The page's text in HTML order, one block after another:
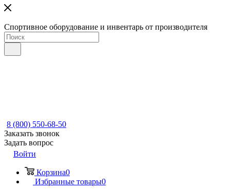
Спортивное оборудование и инвентарь от производителя
8 (800) 550-68-50
Заказать звонок
Задать вопрос
Войти
Корзина0
Избранные товары0